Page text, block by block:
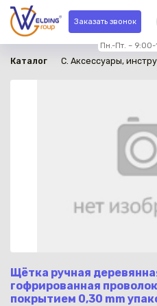
Заказать звонок
Пн.-Пт. –
Каталог C. Аксессуары,
Щётка ручная
гофрированная
покрытием 0,30 mm
в наличии